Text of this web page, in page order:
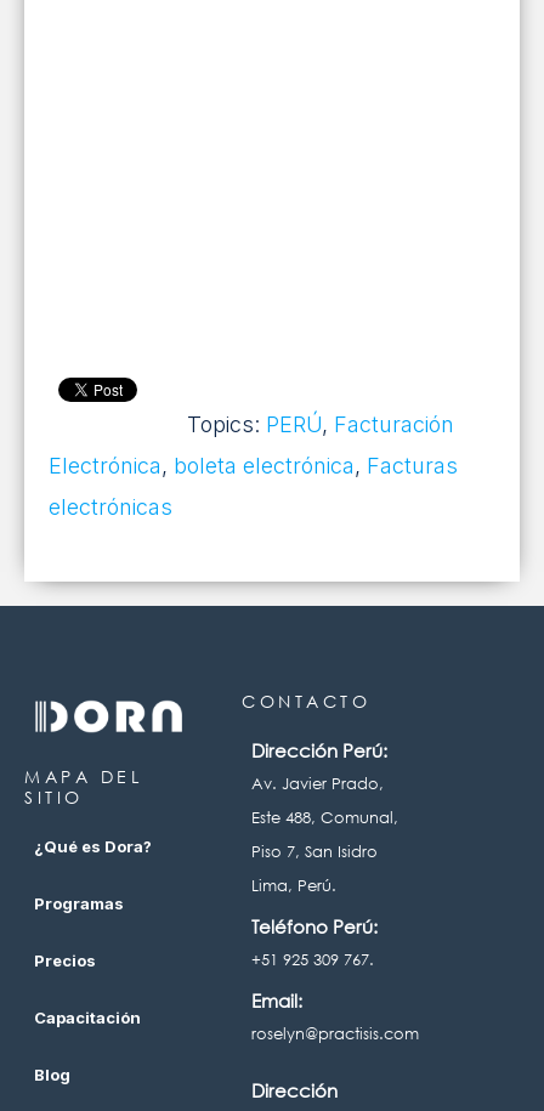
Topics: PERÚ, Facturación
Electrónica, boleta electrónica, Facturas
electrónicas
MAPA DEL
SITIO
¿Qué es Dora?
Programas
Precios
Capacitación
Blog
CONTACTO
Dirección Perú:
Av. Javier Prado,
Este 488, Comunal,
Piso 7, San Isidro
Lima, Perú.
Teléfono Perú:
+51 925 309 767.
Email:
roselyn@practisis.com
Dirección